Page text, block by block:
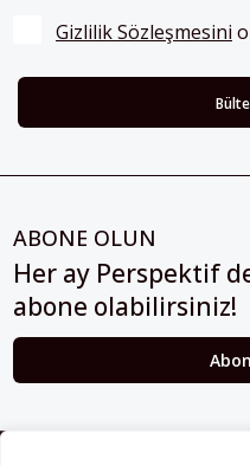
Gizlilik Sözleşmesini
ABONE OLUN
Her ay Perspektif
abone olabilirsiniz!